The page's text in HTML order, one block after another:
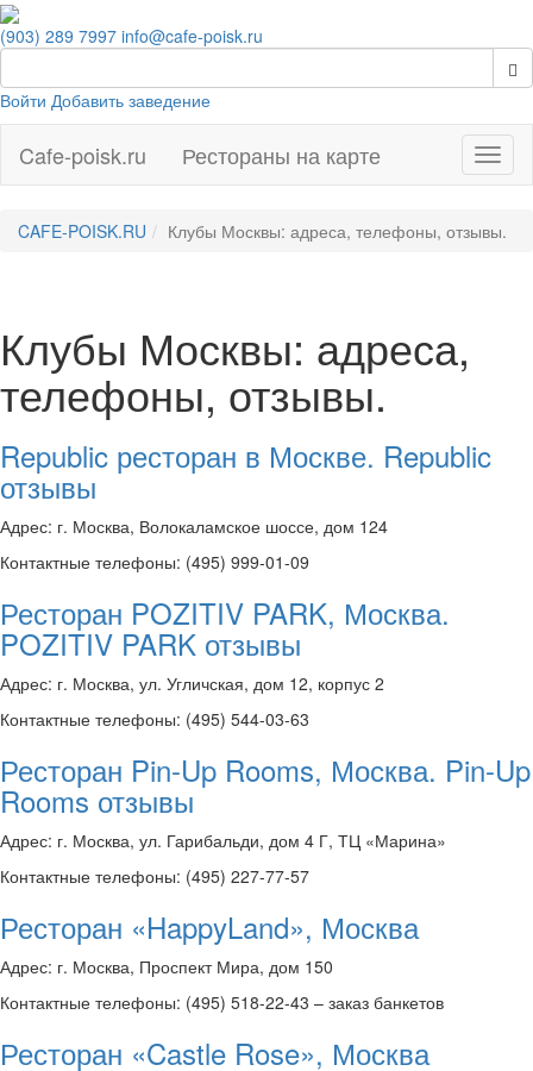
(903) 289 7997 info@cafe-poisk.ru
Войти Добавить заведение
Cafe-poisk.ru Рестораны на карте
CAFE-POISK.RU Клубы Москвы: адреса, телефоны, отзывы.
Клубы Москвы: адреса,
телефоны, отзывы.
Republic ресторан в Москве. Republic
отзывы
Адрес: г. Москва, Волокаламское шоссе, дом 124
Контактные телефоны: (495) 999-01-09
Ресторан POZITIV PARK, Москва.
POZITIV PARK отзывы
Адрес: г. Москва, ул. Угличская, дом 12, корпус 2
Контактные телефоны: (495) 544-03-63
Ресторан Pin-Up Rooms, Москва. Pin-Up
Rooms отзывы
Адрес: г. Москва, ул. Гарибальди, дом 4 Г, ТЦ «Марина»
Контактные телефоны: (495) 227-77-57
Ресторан «HappyLand», Москва
Адрес: г. Москва, Проспект Мира, дом 150
Контактные телефоны: (495) 518-22-43 – заказ банкетов
Ресторан «Castle Rose», Москва